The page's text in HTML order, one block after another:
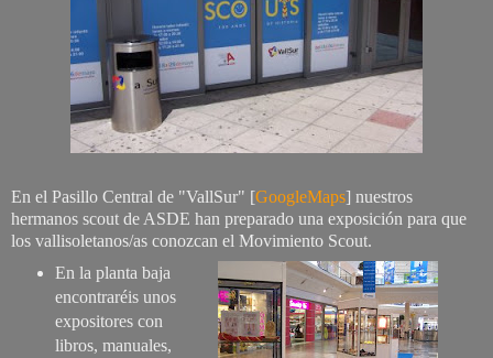
En el Pasillo Central de "VallSur" [GoogleMaps] nuestros
hermanos scout de ASDE han preparado una exposición para que
los vallisoletanos/as conozcan el Movimiento Scout.
En la planta baja
encontraréis unos
expositores con
libros, manuales,